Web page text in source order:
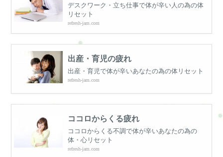
デスクワーク・立ち仕事で体が辛い人の為の体
リセット
refresh-jam.com
出産・育児の疲れ
出産・育児で体が辛いあなたの為の体リセット
refresh-jam.com
ココロからくる疲れ
ココロからくる不調で体が辛いあなたの為の
体・心リセット
refresh-jam.com